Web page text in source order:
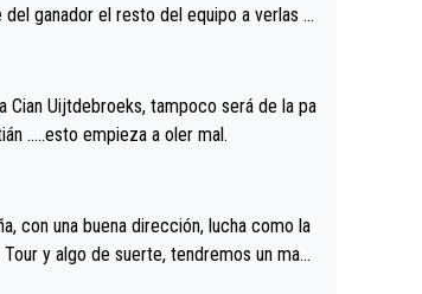
ganador el resto del equipo a verlas v
es la mejoría de Enric Más en San S
a Burgos sigue la mejoría, podríamos t
en la Vuelta.Ojalá.
Cian Uijtdebroeks, tampoco será de la pa
…..esto empieza a oler mal.
con una buena dirección, lucha como la
y algo de suerte, tendremos un magn